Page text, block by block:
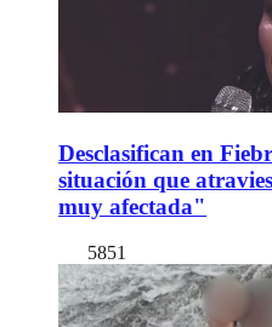
Desclasifican en
situación que
muy afectada"
5851